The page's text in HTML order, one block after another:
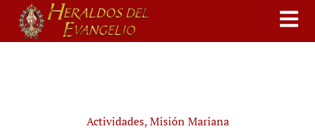
Actividades,Misión Mariana